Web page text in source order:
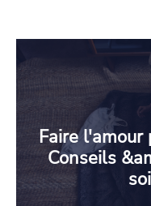
Faire l'amour
Conseils